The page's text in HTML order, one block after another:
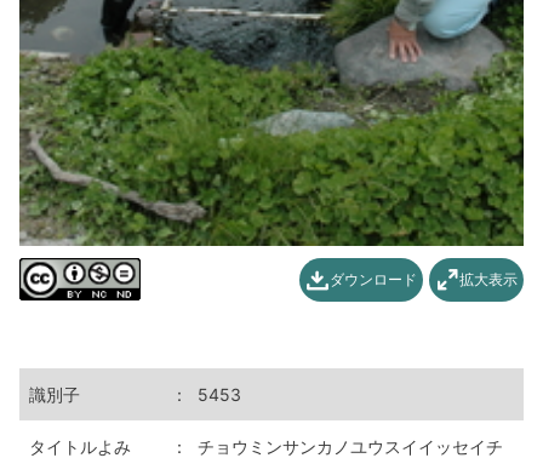
拡大表示
ダウンロード
識別子 ： 5453
タイトルよみ ：
チョウミンサンカノユウスイイッセイチ